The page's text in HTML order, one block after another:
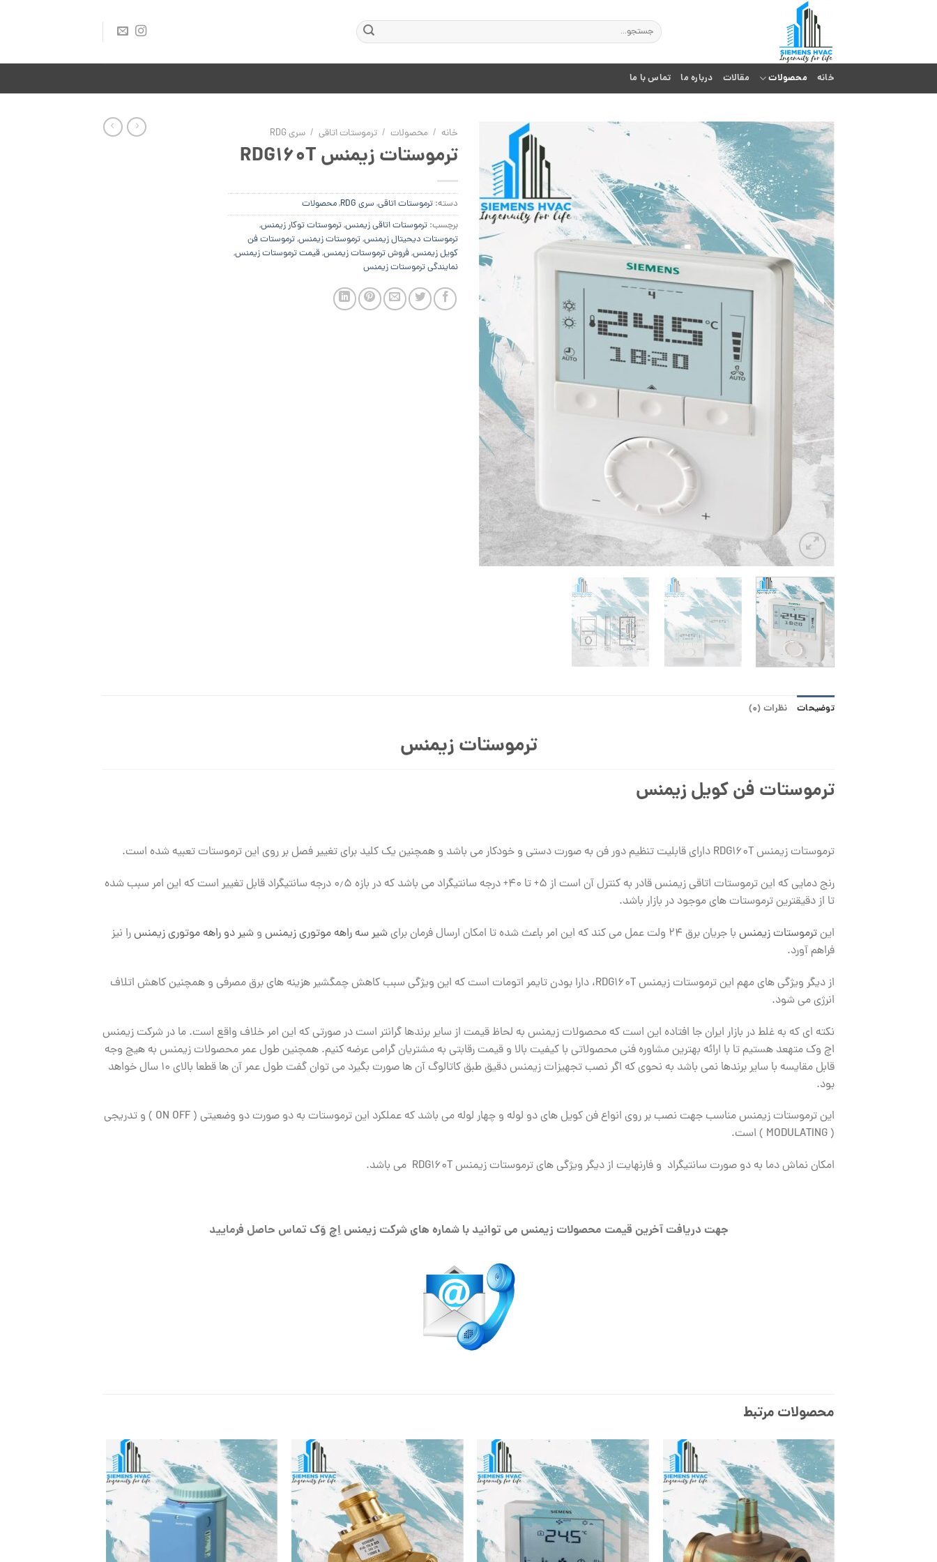
جستجو
برای:
خانه محصولات مقالات درباره ما تماس با ما
افزودن
به
علاقه
مندی
خانه / محصولات / ترموستات اتاقی / سری RDG
ترموستات زیمنس RDG160T
دسته: ترموستات اتاقی, سری RDG ,محصولات
برچسب: ترموستات اتاقی زیمنس,ترموستات توکار زیمنس,
ترموستات دیحیتال زیمنس,ترموستات زیمنس,ترموستات فن
کویل زیمنس,فروش ترموستات زیمنس,قیمت ترموستات زیمنس,
نمایندگی ترموستات زیمنس
توضیحات نظرات (0)
ترموستات زیمنس
ترموستات فن کویل زیمنس
ترموستات زیمنس RDG160T دارای قابلیت تنظیم دور فن به صورت دستی و خودکار می باشد و همچنین یک کلید برای تغییر فصل بر روی این ترموستات تعبیه شده است.
رنج دمایی که این ترموستات اتاقی زیمنس قادر به کنترل آن است از ۵+ تا ۴۰+ درجه سانتیگراد می باشد که در بازه ۰٫۵ درجه سانتیگراد قابل تغییر است که این امر سبب شده
تا از دقیقترین ترموستات های موجود در بازار باشد.
این ترموستات زیمنس با جریان برق ۲۴ ولت عمل می کند که این امر باعث شده تا امکان ارسال فرمان برای شیر سه راهه موتوری زیمنس و شیر دو راهه موتوری زیمنسرا نیز
فراهم آورد.
از دیگر ویژگی های مهم این ترموستات زیمنس RDG160T، دارا بودن تایمر اتومات است که این ویژگی سبب کاهش چمگشیر هزینه های برق مصرفی و همچنین کاهش اتلاف
انرژی می شود.
نکته ای که به غلط در بازار ایران جا افتاده این است که محصولات زیمنس به لحاظ قیمت از سایر برندها گرانتر است در صورتی که این امر خلاف واقع است. ما در شرکت زیمنس
اچ وک متهعد هستیم تا با ارائه بهترین مشاوره فنی محصولاتی با کیفیت بالا و قیمت رقابتی به مشتریان گرامی عرضه کنیم. همچنین طول عمر محصولات زیمنس به هیچ وجه
قابل مقایسه با سایر برندها نمی باشد به نحوی که اگر نصب تجهیزات زیمنس دقیق طبق کاتالوگ آن ها صورت بگیرد می توان گفت طول عمر آن ها قطعا بالای ۱۰ سال خواهد
بود.
این ترموستات زیمنس مناسب جهت نصب بر روی انواع فن کویل های دو لوله و چهار لوله می باشد که عملکرد این ترموستات به دو صورت دو وضعیتی ( ON OFF ) و تدریجی
( MODULATING ) است.
امکان نماش دما به دو صورت سانتیگراد و فارنهایت از دیگر ویژگی های ترموستات زیمنس RDG160T می باشد.
جهت دریافت آخرین قیمت محصولات زیمنس می توانید با شماره های شرکت زیمنس اِچ وَک تماس حاصل فرمایید
محصولات مرتبط
به
ها
افزودن
به
ها
به
ها
به
ها